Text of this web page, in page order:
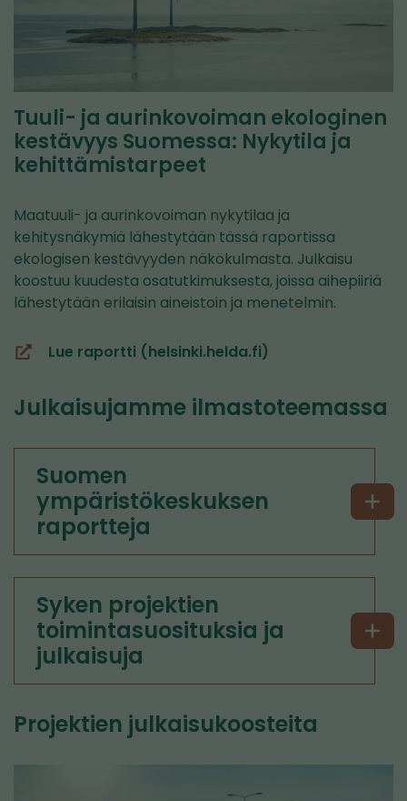
Tuuli- ja aurinkovoiman ekologinen
kestävyys Suomessa: Nykytila ja
kehittämistarpeet
Maatuuli- ja aurinkovoiman nykytilaa ja
kehitysnäkymiä lähestytään tässä raportissa
ekologisen kestävyyden näkökulmasta. Julkaisu
koostuu kuudesta osatutkimuksesta, joissa aihepiiriä
lähestytään erilaisin aineistoin ja menetelmin.
Lue raportti (helsinki.helda.fi)
(siirryt
palveluun)
Julkaisujamme ilmastoteemassa
Suomen
ympäristökeskuksen
raportteja
Syken projektien
toimintasuosituksia ja
julkaisuja
Projektien julkaisukoosteita